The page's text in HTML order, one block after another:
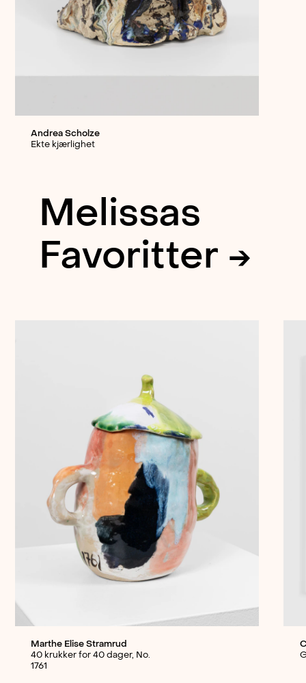
Andrea Scholze
Ekte kjærlighet
Melissas
Favoritter →
Marthe Elise Stramrud
40 krukker for 40 dager, No.
1761